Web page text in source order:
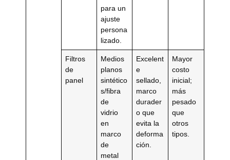
para un
ajuste
persona
lizado.
Filtros
de
panel
Medios
planos
sintético
s/fibra
de
vidrio
en
marco
de
metal
Excelent
e
sellado,
marco
durader
o que
evita la
deforma
ción.
Mayor
costo
inicial;
más
pesado
que
otros
tipos.